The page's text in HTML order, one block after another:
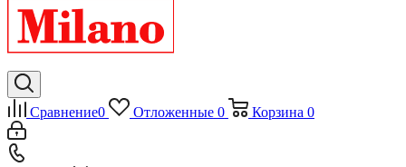
Сравнение0 Отложенные 0 Корзина 0